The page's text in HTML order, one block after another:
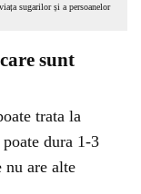
sugarilor și a persoanelor
sunt
trata la
dura 1-3
nu are alte